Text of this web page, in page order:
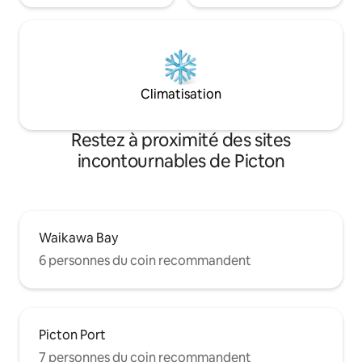
Climatisation
Restez à proximité des sites
incontournables de Picton
Waikawa Bay
6 personnes du coin recommandent
Picton Port
7 personnes du coin recommandent